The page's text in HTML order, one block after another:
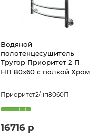
Водяной
полотенцесушитель
Тругор Приоритет 2 П
НП 80x60 с полкой Хром
Приоритет2/нп8060П
16716 р